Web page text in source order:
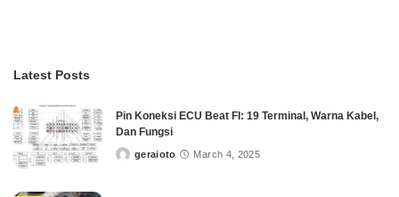
Latest Posts
Pin Koneksi ECU Beat FI: 19 Terminal, Warna Kabel,
Dan Fungsi
Postedgeraioto March 4, 2025